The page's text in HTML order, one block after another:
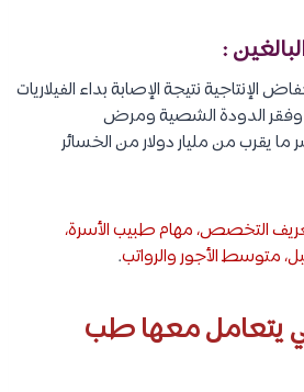
الإنتاجية نتيجة الإصابة بداء الفيلاريات
وفقر الدودة الشصية ومرض
يقرب من مليار دولار من الخسائر
التخصص، مهام طبيب الأسرة،
متوسط الأجور والرواتب.
يتعامل معها طب